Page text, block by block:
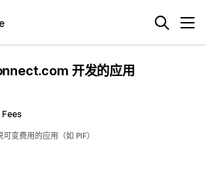
开发的应用
变费用的应用（如 PIF）